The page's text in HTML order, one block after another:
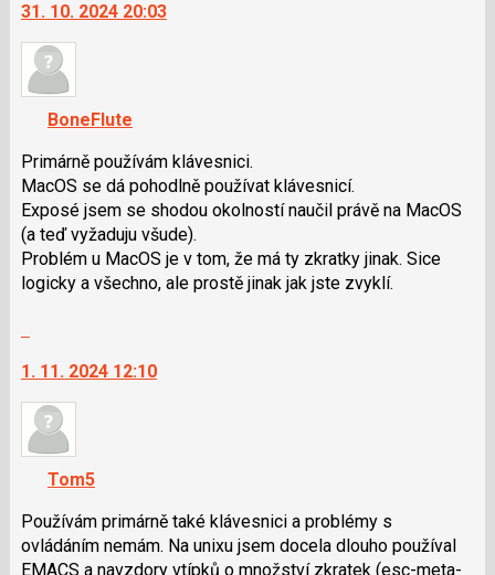
další
nový
názor.
navigaci
lze
použít
i
klávesy
N
pro
následující
předchozí
nový
názor
31. 10. 2024 20:03
BoneFlute
Primárně používám klávesnici.
MacOS se dá pohodlně používat klávesnicí.
Exposé jsem se shodou okolností naučil právě na MacOS
(a teď vyžaduju všude).
Problém u MacOS je v tom, že má ty zkratky jinak. Sice
logicky a všechno, ale prostě jinak jak jste zvyklí.
další
nový
názor.
navigaci
lze
použít
i
klávesy
1. 11. 2024 12:10
Tom5
Používám primárně také klávesnici a problémy s
ovládáním nemám. Na unixu jsem docela dlouho používal
EMACS a navzdory vtípků o množství zkratek (esc-meta-